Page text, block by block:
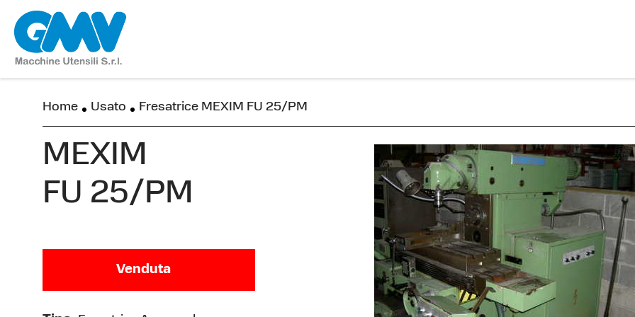
Home Usato Fresatrice MEXIM FU 25/PM
MEXIM
FU 25/PM
Venduta